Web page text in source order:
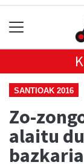
SANTIOAK 2016
Zo-
alaitu
bazkaria